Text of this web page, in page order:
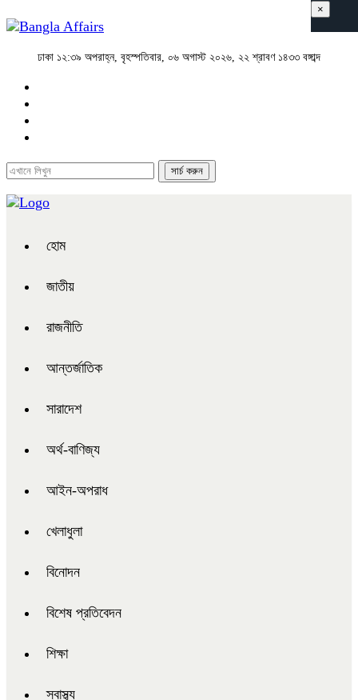
ঢাকা ১২:৩৯ অপরাহ্ন, বৃহস্পতিবার, ০৬ অগাস্ট ২০২৬, ২২ শ্রাবণ ১৪৩৩ বঙ্গাব্দ
হোম
জাতীয়
রাজনীতি
আন্তর্জাতিক
সারাদেশ
অর্থ-বাণিজ্য
আইন-অপরাধ
খেলাধুলা
বিনোদন
বিশেষ প্রতিবেদন
শিক্ষা
স্বাস্থ্য
×